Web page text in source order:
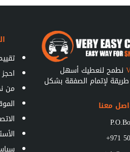
نطمح لنعطيك أسهل
لإتمام الصفقة بشكل
معنا
+971
من